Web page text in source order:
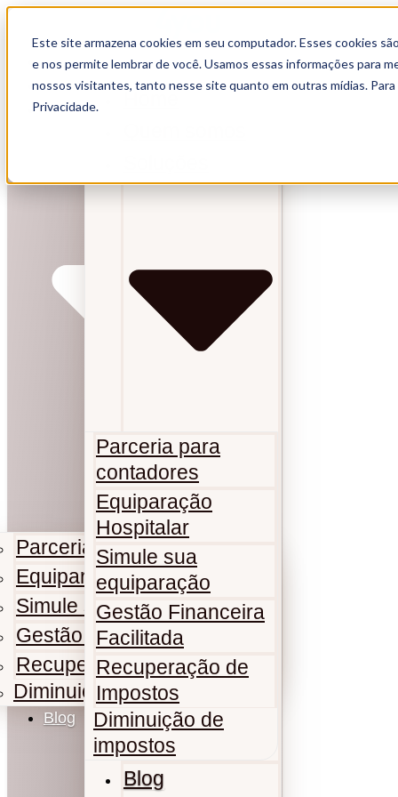
Este site armazena cookies em seu computador. Esses cookies
e nos permite lembrar de você. Usamos essas informações para
nossos visitantes, tanto nesse site quanto em outras mídias.
Privacidade.
Home
Quem somos
Soluções
Parceria para contadores
Equiparação Hospitalar
Simule sua equiparação
Gestão Financeira Facilitada
Recuperação de Impostos
Diminuição de impostos
Blog
Home
Parceria para
contadores
Equiparação
Hospitalar
Simule sua
equiparação
Gestão Financeira
Facilitada
Recuperação de
Impostos
Diminuição de
impostos
Blog